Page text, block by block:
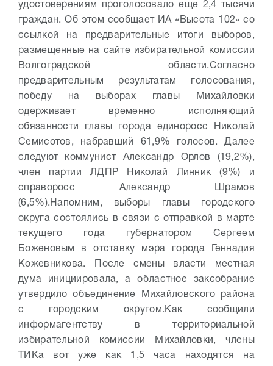
удостоверениям проголосовало еще 2,4 тысячи
граждан. Об этом сообщает ИА «Высота 102» со
ссылкой на предварительные итоги выборов,
размещенные на сайте избирательной комиссии
Волгоградской области.Согласно
предварительным результатам голосования,
победу на выборах главы Михайловки
одерживает временно исполняющий
обязанности главы города единоросс Николай
Семисотов, набравший 61,9% голосов. Далее
следуют коммунист Александр Орлов (19,2%),
член партии ЛДПР Николай Линник (9%) и
справоросс Александр Шрамов
(6,5%). Напомним, выборы главы городского
округа состоялись в связи с отправкой в марте
текущего года губернатором Сергеем
Боженовым в отставку мэра города Геннадия
Кожевникова. После смены власти местная
дума инициировала, а областное заксобрание
утвердило объединение Михайловского района
с городским округом. Как сообщили
информагентству в территориальной
избирательной комиссии Михайловки, члены
ТИКа вот уже как 1,5 часа находятся на